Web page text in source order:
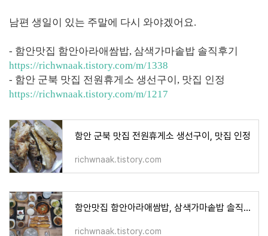
남편 생일이 있는 주말에 다시 와야겠어요.
- 함안맛집 함안아라애쌈밥, 삼색가마솥밥 솔직후기
https://richwnaak.tistory.com/m/1338
- 함안 군북 맛집 전원휴게소 생선구이, 맛집 인정
https://richwnaak.tistory.com/m/1217
함안 군북 맛집 전원휴게소 생선구이, 맛집 인정
richwnaak.tistory.com
함안맛집 함안아라애쌈밥, 삼색가마솥밥 솔직후기
richwnaak.tistory.com